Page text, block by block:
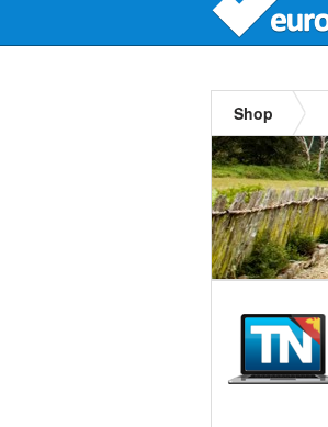
Shop